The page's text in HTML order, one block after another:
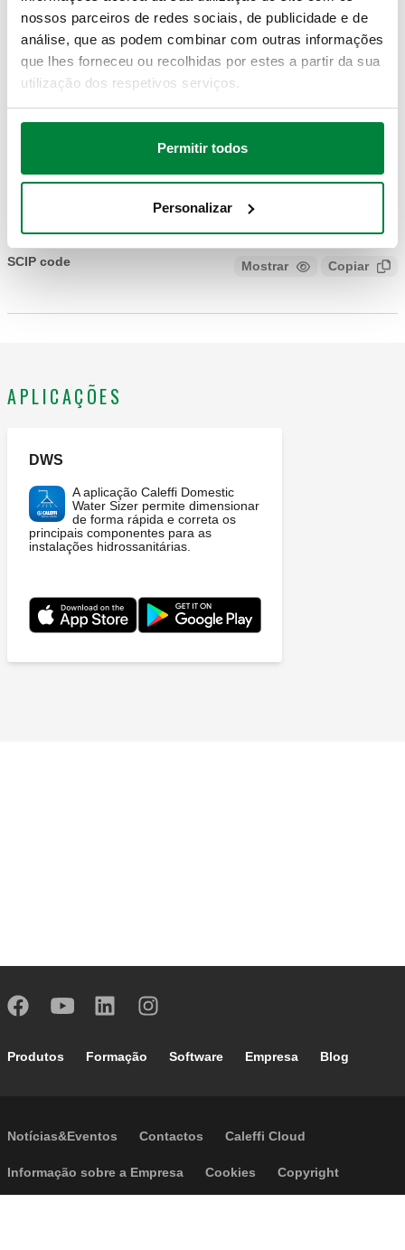
nossos parceiros de redes sociais, de publicidade e de
análise, que as podem combinar com outras informações
que lhes forneceu ou recolhidas por estes a partir da sua
utilização dos respetivos serviços.
Permitir todos
Personalizar
F36073
Texto de proposta
CALEFFI, F36073. Núcleo de substituição para válvulas
termostatizáveis.
SCIP code Mostrar Copiar
APLICAÇÕES
DWS
A aplicação Caleffi Domestic
Water Sizer permite dimensionar
de forma rápida e correta os
principais componentes para as
instalações hidrossanitárias.
Footer main navigation
Produtos Formação Software Empresa Blog
Footer secondary navigation
Notícias&Eventos Contactos Caleffi Cloud
Footer menu
Informação sobre a Empresa Cookies Copyright